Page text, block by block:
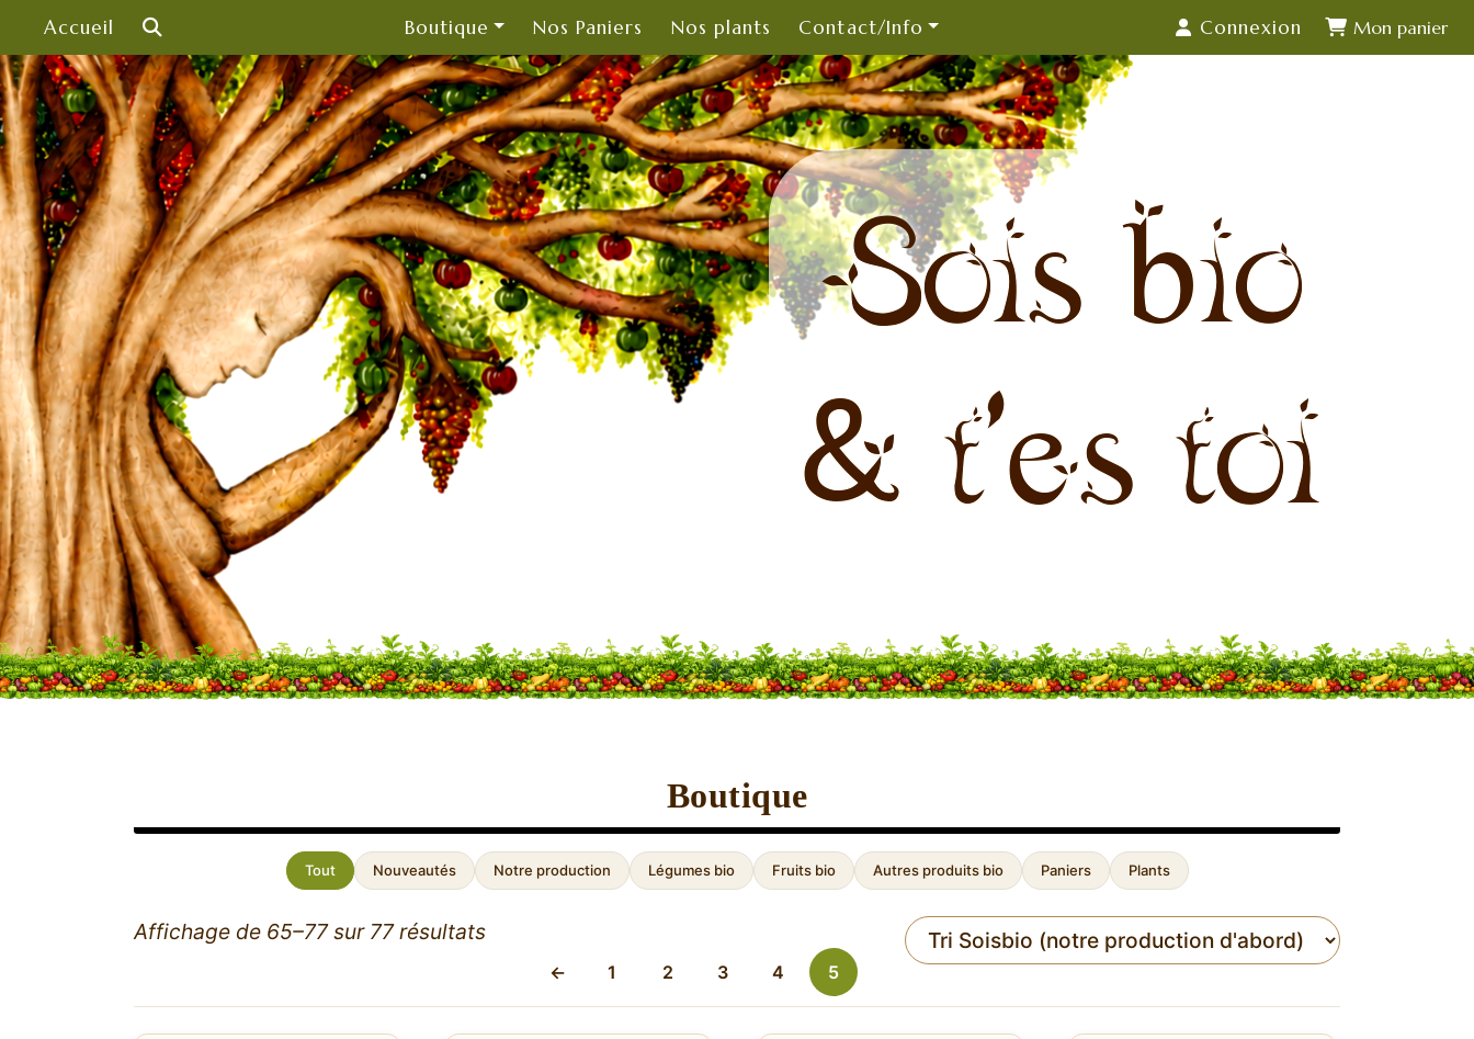
content
Accueil Boutique Nos Paniers Nos plants Contact/Info Connexion
Sois bio
& t'es toi
Boutique
Tout Nouveautés Notre production Légumes bio Fruits bio Autres produits bio Paniers Plants
Affichage de 65–77 sur 77 résultats
← 1 2 3 4 5